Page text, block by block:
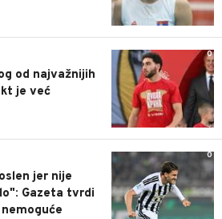
0
od najvažnijih
je već
0
jer nije
Gazeta tvrdi